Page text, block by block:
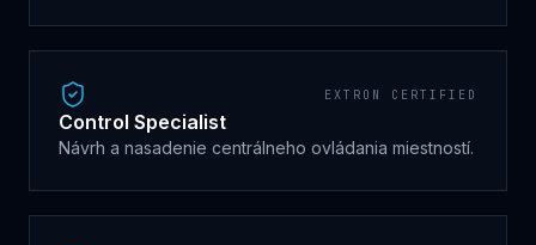
EXTRON CERTIFIED
Control Specialist
Návrh a nasadenie centrálneho ovládania miestností.